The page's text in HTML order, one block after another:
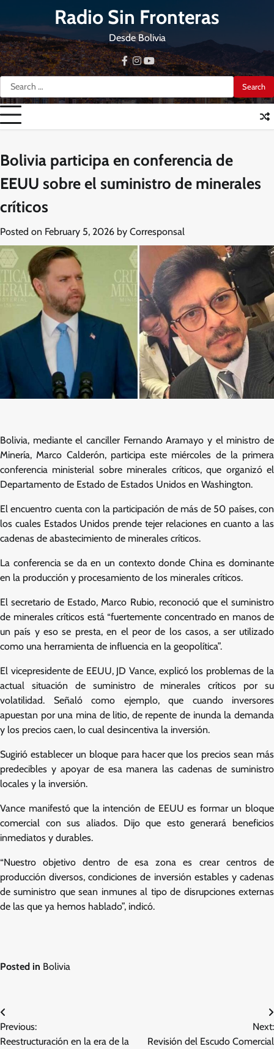
content
Radio Sin Fronteras
Desde Bolivia
Search
for:
facebook
instagram
youtube
Bolivia participa en conferencia de
EEUU sobre el suministro de minerales
críticos
Posted on February 5, 2026 by Corresponsal
Bolivia, mediante el canciller Fernando Aramayo y el ministro de
Minería, Marco Calderón, participa este miércoles de la primera
conferencia ministerial sobre minerales críticos, que organizó el
Departamento de Estado de Estados Unidos en Washington.
El encuentro cuenta con la participación de más de 50 países, con
los cuales Estados Unidos prende tejer relaciones en cuanto a las
cadenas de abastecimiento de minerales críticos.
La conferencia se da en un contexto donde China es dominante
en la producción y procesamiento de los minerales críticos.
El secretario de Estado, Marco Rubio, reconoció que el suministro
de minerales críticos está “fuertemente concentrado en manos de
un país y eso se presta, en el peor de los casos, a ser utilizado
como una herramienta de influencia en la geopolítica”.
El vicepresidente de EEUU, JD Vance, explicó los problemas de la
actual situación de suministro de minerales críticos por su
volatilidad. Señaló como ejemplo, que cuando inversores
apuestan por una mina de litio, de repente de inunda la demanda
y los precios caen, lo cual desincentiva la inversión.
Sugirió establecer un bloque para hacer que los precios sean más
predecibles y apoyar de esa manera las cadenas de suministro
locales y la inversión.
Vance manifestó que la intención de EEUU es formar un bloque
comercial con sus aliados. Dijo que esto generará beneficios
inmediatos y durables.
“Nuestro objetivo dentro de esa zona es crear centros de
producción diversos, condiciones de inversión estables y cadenas
de suministro que sean inmunes al tipo de disrupciones externas
de las que ya hemos hablado”, indicó.
Posted in Bolivia
Post
navigation
Previous:
Reestructuración en la era de la
Next:
Revisión del Escudo Comercial